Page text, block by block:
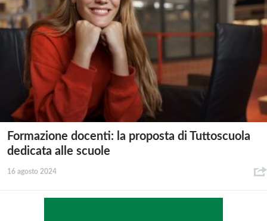
Formazione docenti: la proposta di Tuttoscuola
dedicata alle scuole
16 agosto 2024